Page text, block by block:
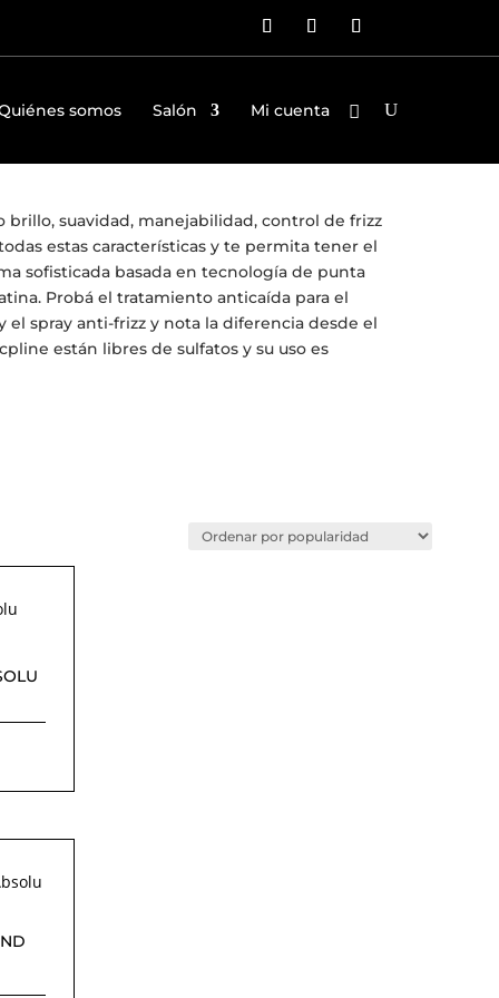
somos Salón Mi cuenta
suavidad, manejabilidad, control de frizz
estas características y te permita tener el
sofisticada basada en tecnología de punta
Probá el tratamiento anticaída para el
spray anti-frizz y nota la diferencia desde el
están libres de sulfatos y su uso es